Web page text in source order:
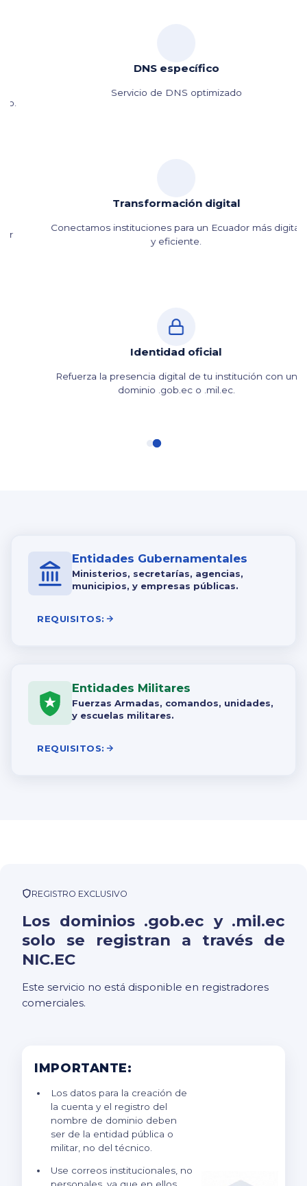
DNS específico
Servicio de DNS optimizado
Transformación digital
Conectamos instituciones para un Ecuador más digital
y eficiente.
Identidad oficial
Refuerza la presencia digital de tu institución con un
dominio .gob.ec o .mil.ec.
Entidades Gubernamentales
Ministerios, secretarías, agencias,
municipios, y empresas públicas.
REQUISITOS:
Entidades Militares
Fuerzas Armadas, comandos, unidades,
y escuelas militares.
REQUISITOS:
REGISTRO EXCLUSIVO
Los dominios .gob.ec y .mil.ec
solo se registran a través de
NIC.EC
Este servicio no está disponible en registradores
comerciales.
IMPORTANTE:
Los datos para la creación de
la cuenta y el registro del
nombre de dominio deben
ser de la entidad pública o
militar, no del técnico.
Use correos institucionales, no